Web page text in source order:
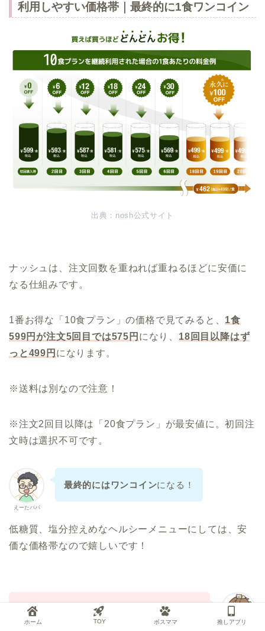
利用しやすい価格帯｜最終的に1食ワンコイン
出典：nosh公式サイト
ナッシュは、注文回数を重ねれば重ねるほどに安価に
なる仕組みです。
1番お得な「10食プラン」の価格で見てみると、 1食
599円が注文5回目では575円 になり、 18回目以降はず
っと499円 になります。
※送料は別なので注意！
※注文2回目以降は「20食プラン」が最安値に。初回注
文時は選択不可です。
えーたパパ
最終的にはワンコインになる！
低糖質、塩分控えめなヘルシーメニューにしては、安
価な価格帯なので嬉しいです！
さらに、現在初回300円オフのキャンペーン
も開催中ですよ♪
ホーム TOY ボスママ 推しアプリ